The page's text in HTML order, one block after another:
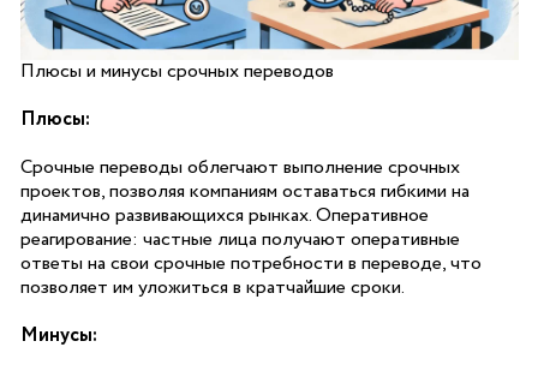
Плюсы и минусы срочных переводов
Плюсы:
Срочные переводы облегчают выполнение срочных
проектов, позволяя компаниям оставаться гибкими на
динамично развивающихся рынках. Оперативное
реагирование: частные лица получают оперативные
ответы на свои срочные потребности в переводе, что
позволяет им уложиться в кратчайшие сроки.
Минусы: